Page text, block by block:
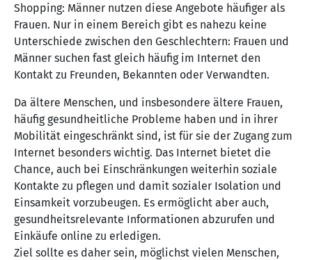
Shopping: Männer nutzen diese Angebote häufiger als
Frauen. Nur in einem Bereich gibt es nahezu keine
Unterschiede zwischen den Geschlechtern: Frauen und
Männer suchen fast gleich häufig im Internet den
Kontakt zu Freunden, Bekannten oder Verwandten.
Da ältere Menschen, und insbesondere ältere Frauen,
häufig gesundheitliche Probleme haben und in ihrer
Mobilität eingeschränkt sind, ist für sie der Zugang zum
Internet besonders wichtig. Das Internet bietet die
Chance, auch bei Einschränkungen weiterhin soziale
Kontakte zu pflegen und damit sozialer Isolation und
Einsamkeit vorzubeugen. Es ermöglicht aber auch,
gesundheitsrelevante Informationen abzurufen und
Einkäufe online zu erledigen.
Ziel sollte es daher sein, möglichst vielen Menschen,